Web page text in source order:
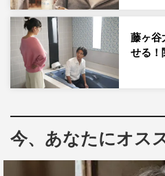
さらに、「僕が仕事をしてい
キャストやスタッフの皆さん
きな出会いと縁を頂けたと思
現場でご一緒できたらうれし
成長した自分でお会いできた
同日の午前中には、香取俊役
ンクアップ。京本は「最初は
かったんですが、『銀星荘』
藤ヶ谷
せる！
今、あなたにオス